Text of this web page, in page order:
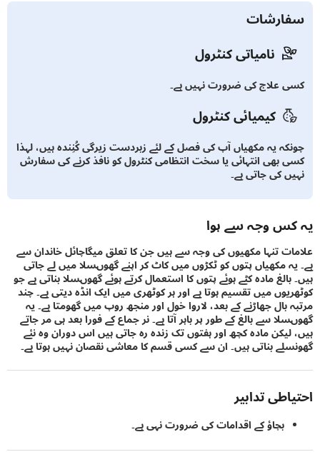
نامیاتی کنٹرول
علاج کی ضرورت نہیں ہے۔
کیمیائی کنٹرول
یہ مکھیاں آپ کی فصل کے لئے زبردست زيرگی کُنِندہ ہیں، لہذا
بھی انتہائی یا سخت انتظامی کنٹرول کو نافذ کرنے کی سفارش
کی جاتی ہے۔
وجہ سے ہوا
تنہا مکھیوں کی وجہ سے ہیں جن کا تعلق میگاچائل خاندان سے
مکھیاں پتوں کو ٹکڑوں میں کاٹ کر اپنے گھوںسلا میں لے جاتی
مادہ کٹے ہوئے پتوں کا استعمال کرتے ہوئے گھوںسلا بناتی ہے جو
میں تقسیم ہوتا ہے اور ہر کوٹھری میں ایک انڈہ دیتی ہے۔ چند
بال جھاڑنے کے بعد، لاروا خول اور منجھ روپ میں گھومتا ہے۔ یہ
سے بالغ کے طور پر باہر آتا ہے۔ نر جماع کے فورا بعد ہی مر جاتے
مادہ کچھ اور ہفتوں تک زندہ رہ جاتی ہیں اس دوران وہ نئے
بناتی ہیں۔ ان سے کسی قسم کا معاشی نقصان نہیں ہوتا ہے۔
تدابیر
بچاؤ کے اقدامات کی ضرورت نہی ہے۔